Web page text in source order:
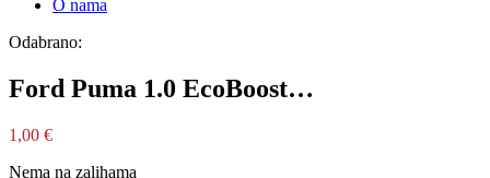
O nama
Odabrano:
Ford Puma 1.0 EcoBoost…
1,00 €
Nema na zalihama